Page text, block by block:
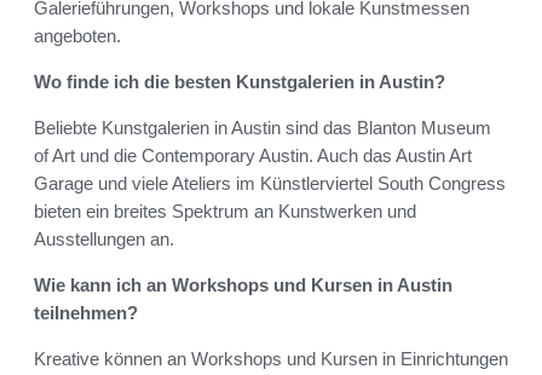
Galerieführungen, Workshops und lokale Kunstmessen
angeboten.
Wo finde ich die besten Kunstgalerien in Austin?
Beliebte Kunstgalerien in Austin sind das Blanton Museum
of Art und die Contemporary Austin. Auch das Austin Art
Garage und viele Ateliers im Künstlerviertel South Congress
bieten ein breites Spektrum an Kunstwerken und
Ausstellungen an.
Wie kann ich an Workshops und Kursen in Austin
teilnehmen?
Kreative können an Workshops und Kursen in Einrichtungen